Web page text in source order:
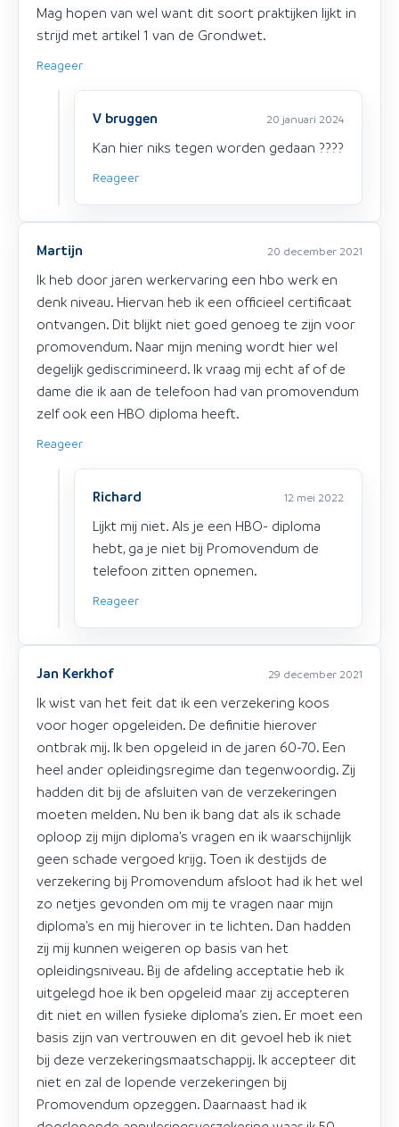
Mag hopen van wel want dit soort praktijken lijkt in
strijd met artikel 1 van de Grondwet.
Reageer
V bruggen 20 januari 2024
Kan hier niks tegen worden gedaan ????
Reageer
Martijn 20 december 2021
Ik heb door jaren werkervaring een hbo werk en
denk niveau. Hiervan heb ik een officieel certificaat
ontvangen. Dit blijkt niet goed genoeg te zijn voor
promovendum. Naar mijn mening wordt hier wel
degelijk gediscrimineerd. Ik vraag mij echt af of de
dame die ik aan de telefoon had van promovendum
zelf ook een HBO diploma heeft.
Reageer
Richard 12 mei 2022
Lijkt mij niet. Als je een HBO- diploma
hebt, ga je niet bij Promovendum de
telefoon zitten opnemen.
Reageer
Jan Kerkhof 29 december 2021
Ik wist van het feit dat ik een verzekering koos
voor hoger opgeleiden. De definitie hierover
ontbrak mij. Ik ben opgeleid in de jaren 60-70. Een
heel ander opleidingsregime dan tegenwoordig. Zij
hadden dit bij de afsluiten van de verzekeringen
moeten melden. Nu ben ik bang dat als ik schade
oploop zij mijn diploma’s vragen en ik waarschijnlijk
geen schade vergoed krijg. Toen ik destijds de
verzekering bij Promovendum afsloot had ik het wel
zo netjes gevonden om mij te vragen naar mijn
diploma’s en mij hierover in te lichten. Dan hadden
zij mij kunnen weigeren op basis van het
opleidingsniveau. Bij de afdeling acceptatie heb ik
uitgelegd hoe ik ben opgeleid maar zij accepteren
dit niet en willen fysieke diploma’s zien. Er moet een
basis zijn van vertrouwen en dit gevoel heb ik niet
bij deze verzekeringsmaatschappij. Ik accepteer dit
niet en zal de lopende verzekeringen bij
Promovendum opzeggen. Daarnaast had ik